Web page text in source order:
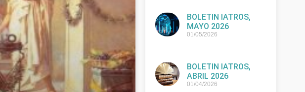
BOLETIN IATROS,
MAYO 2026
01/05/2026
BOLETIN IATROS,
ABRIL 2026
01/04/2026